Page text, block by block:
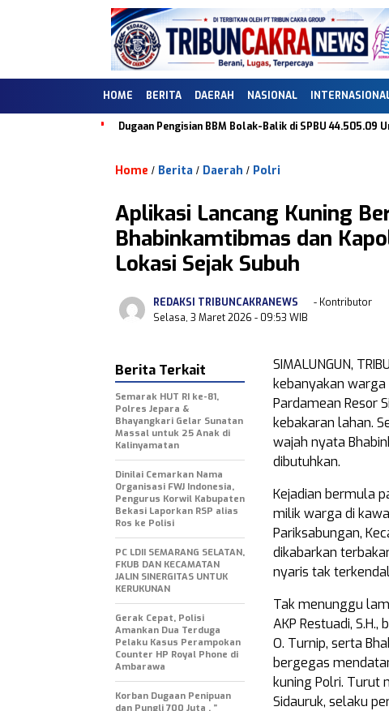
HOME BERITA DAERAH NASIONAL
Dugaan Pengisian BBM Bolak-Balik di SPBU
Home / Berita / Daerah / Polri
Aplikasi Lancang Kuning
Bhabinkamtibmas dan
Lokasi Sejak Subuh
REDAKSI TRIBUNCAKRANEWS
- Kontributor
Selasa, 3 Maret 2026 - 09:53 WIB
SIMALUNGUN,
kebanyakan
Pardamean Resor
kebakaran lahan.
wajah nyata
dibutuhkan.
Kejadian bermula
milik warga di
Pariksabungan,
dikabarkan
nyaris tak
Tak menunggu
AKP Restuadi,
O. Turnip, serta
bergegas
kuning Polri. Turut
Sidauruk, selaku
Berita Terkait
Semarak HUT RI ke-81,
Polres Jepara &
Bhayangkari Gelar Sunatan
Massal untuk 25 Anak di
Kalinyamatan
Dinilai Cemarkan Nama
Organisasi FWJ Indonesia,
Pengurus Korwil Kabupaten
Bekasi Laporkan RSP alias
Ros ke Polisi
PC LDII SEMARANG SELATAN,
FKUB DAN KECAMATAN
JALIN SINERGITAS UNTUK
KERUKUNAN
Gerak Cepat, Polisi
Amankan Dua Terduga
Pelaku Kasus Perampokan
Counter HP Royal Phone di
Ambarawa
Korban Dugaan Penipuan
dan Pungli 700 Juta , ”